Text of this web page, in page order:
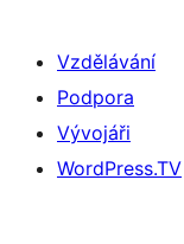
Vzdělávání
Podpora
Vývojáři
WordPress.TV